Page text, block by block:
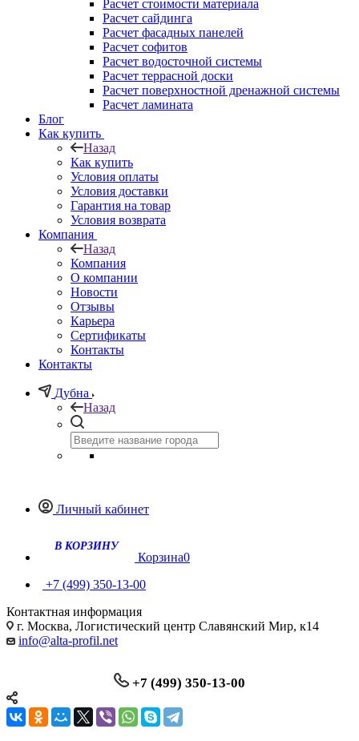
Расчет стоимости материала
Расчет сайдинга
Расчет фасадных панелей
Расчет софитов
Расчет водосточной системы
Расчет террасной доски
Расчет поверхностной дренажной системы
Расчет ламината
Блог
Как купить
Назад
Как купить
Условия оплаты
Условия доставки
Гарантия на товар
Условия возврата
Компания
Назад
Компания
О компании
Новости
Отзывы
Карьера
Сертификаты
Контакты
Контакты
Дубна
Назад
Личный кабинет
Корзина0
+7 (499) 350-13-00
Контактная информация
г. Москва, Логистический центр Славянский Мир, к14
info@alta-profil.net
+7 (499) 350-13-00